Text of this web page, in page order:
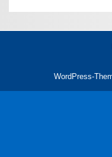
WordPress-